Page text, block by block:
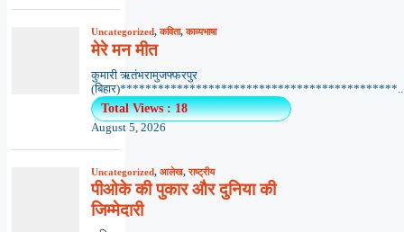
Uncategorized,कविता,काव्यभाषा
मेरे मन मीत
कुमारी ऋतंभरामुजफ्फरपुर
Total Views : 18
August 5, 2026
Uncategorized, आलेख,राष्ट्रीय
पीओके की पुकार और दुनिया की
जिम्मेदारी